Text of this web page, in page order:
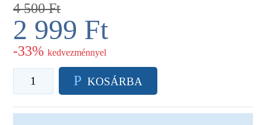
4 500Ft
2 999 Ft
-33% kedvezménnyel
P KOSÁRBA